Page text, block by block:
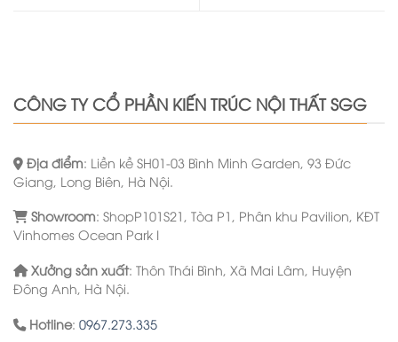
CÔNG TY CỔ PHẦN KIẾN TRÚC NỘI THẤT SGG
Địa điểm: Liền kề SH01-03 Bình Minh Garden, 93 Đức
Giang, Long Biên, Hà Nội.
Showroom: ShopP101S21, Tòa P1, Phân khu Pavilion, KĐT
Vinhomes Ocean Park I
Xưởng sản xuất: Thôn Thái Bình, Xã Mai Lâm, Huyện
Đông Anh, Hà Nội.
Hotline: 0967.273.335